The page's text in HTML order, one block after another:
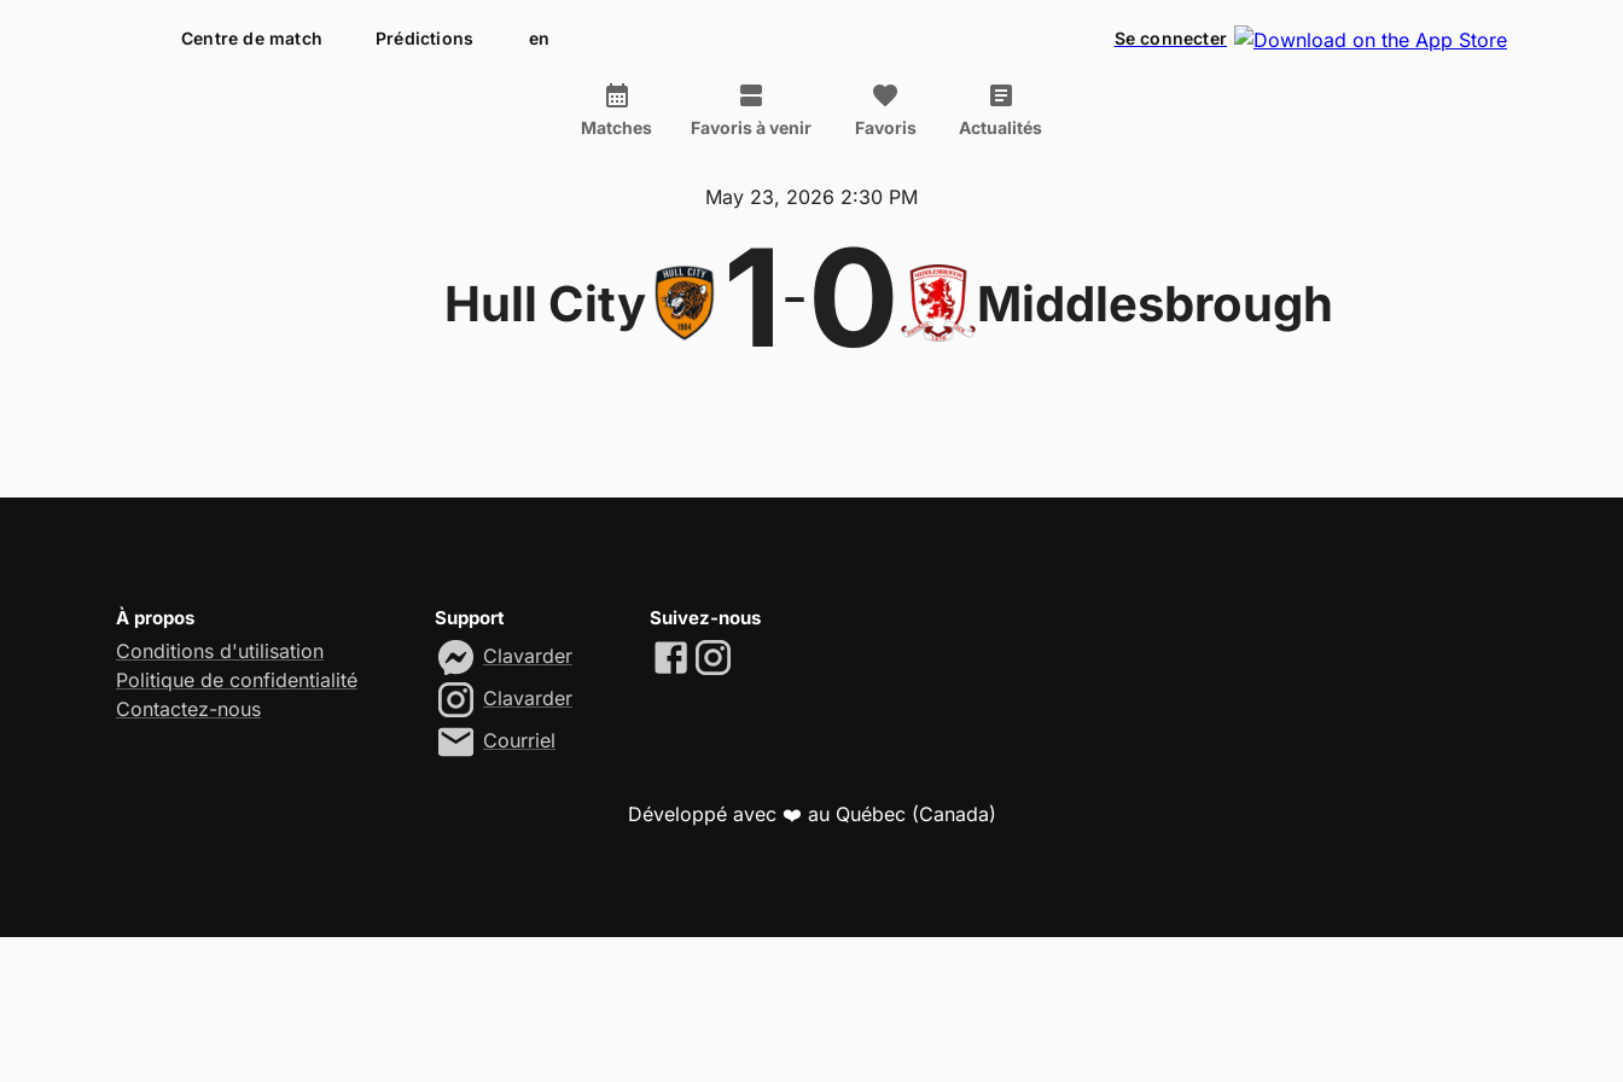
Centre de match Prédictions en Se connecter
Matches Favoris à venir Favoris Actualités
May 23, 2026 2:30 PM
Hull City 1-0 Middlesbrough
À propos
Conditions d'utilisation
Politique de confidentialité
Contactez-nous
Support
Clavarder
Clavarder
Courriel
Suivez-nous
Développé avec ❤️ au Québec (Canada)